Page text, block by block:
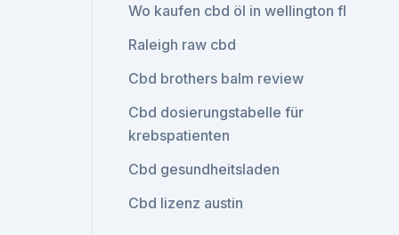
Wo kaufen cbd öl in wellington fl
Raleigh raw cbd
Cbd brothers balm review
Cbd dosierungstabelle für
krebspatienten
Cbd gesundheitsladen
Cbd lizenz austin